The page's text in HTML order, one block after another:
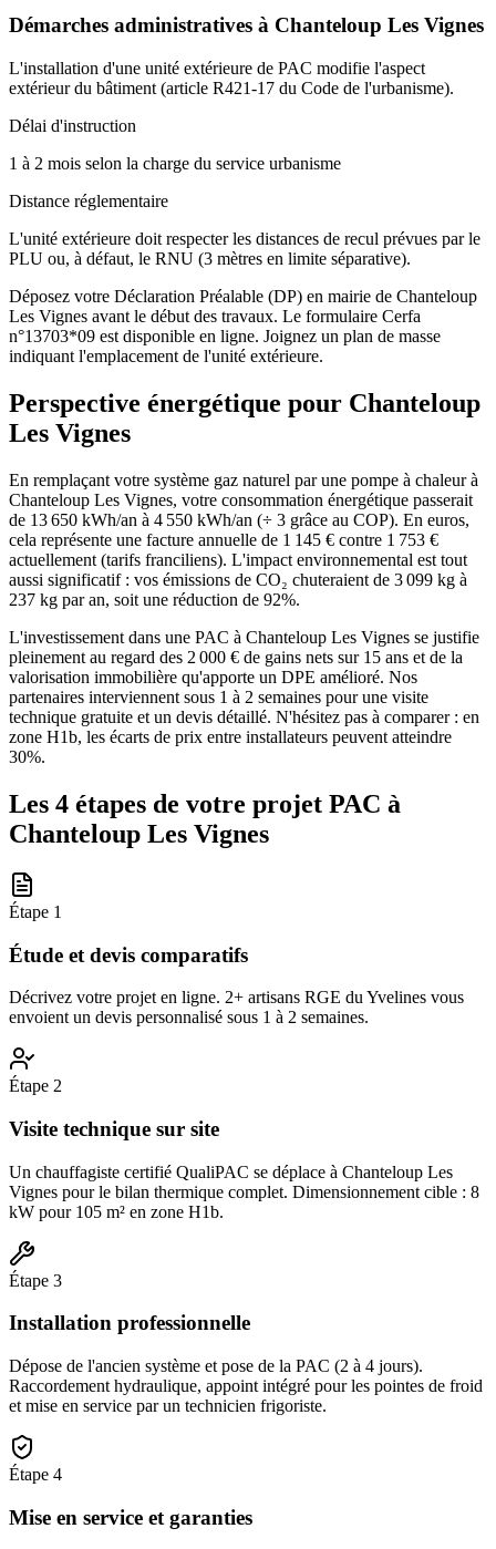
Démarches administratives à Chanteloup Les Vignes
L'installation d'une unité extérieure de PAC modifie l'aspect
extérieur du bâtiment (article R421-17 du Code de l'urbanisme).
Délai d'instruction
1 à 2 mois selon la charge du service urbanisme
Distance réglementaire
L'unité extérieure doit respecter les distances de recul prévues par le
PLU ou, à défaut, le RNU (3 mètres en limite séparative).
Déposez votre Déclaration Préalable (DP) en mairie de Chanteloup
Les Vignes avant le début des travaux. Le formulaire Cerfa
n°13703*09 est disponible en ligne. Joignez un plan de masse
indiquant l'emplacement de l'unité extérieure.
Perspective énergétique pour Chanteloup
Les Vignes
En remplaçant votre système gaz naturel par une pompe à chaleur à
Chanteloup Les Vignes, votre consommation énergétique passerait
de 13 650 kWh/an à 4 550 kWh/an (÷ 3 grâce au COP). En euros,
cela représente une facture annuelle de 1 145 € contre 1 753 €
actuellement (tarifs franciliens). L'impact environnemental est tout
aussi significatif : vos émissions de CO₂ chuteraient de 3 099 kg à
237 kg par an, soit une réduction de 92%.
L'investissement dans une PAC à Chanteloup Les Vignes se justifie
pleinement au regard des 2 000 € de gains nets sur 15 ans et de la
valorisation immobilière qu'apporte un DPE amélioré. Nos
partenaires interviennent sous 1 à 2 semaines pour une visite
technique gratuite et un devis détaillé. N'hésitez pas à comparer : en
zone H1b, les écarts de prix entre installateurs peuvent atteindre
30%.
Les 4 étapes de votre projet PAC à
Chanteloup Les Vignes
Étape 1
Étude et devis comparatifs
Décrivez votre projet en ligne. 2+ artisans RGE du Yvelines vous
envoient un devis personnalisé sous 1 à 2 semaines.
Étape 2
Visite technique sur site
Un chauffagiste certifié QualiPAC se déplace à Chanteloup Les
Vignes pour le bilan thermique complet. Dimensionnement cible : 8
kW pour 105 m² en zone H1b.
Étape 3
Installation professionnelle
Dépose de l'ancien système et pose de la PAC (2 à 4 jours).
Raccordement hydraulique, appoint intégré pour les pointes de froid
et mise en service par un technicien frigoriste.
Étape 4
Mise en service et garanties